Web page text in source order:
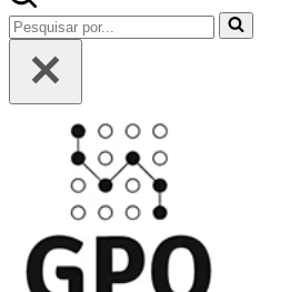
Pesquisar
por...